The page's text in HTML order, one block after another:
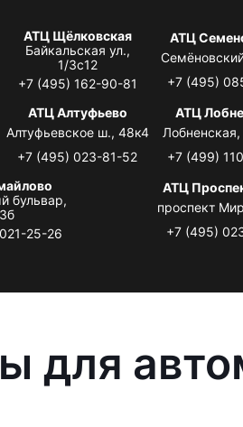
АТЦ Щёлковская
Байкальская ул.,
1/3с12
+7 (495) 162-90-81
АТЦ
+7 (495)
АТЦ Алтуфьево
Алтуфьевское ш., 48к4
+7 (495) 023-81-52
АТЦ
Лобненская,
+7 (499)
бульвар,
25-26
АТЦ
проспект
+7 (495)
для